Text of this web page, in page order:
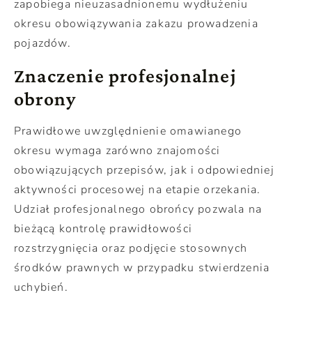
zapobiega nieuzasadnionemu wydłużeniu
okresu obowiązywania zakazu prowadzenia
pojazdów.
Znaczenie profesjonalnej
obrony
Prawidłowe uwzględnienie omawianego
okresu wymaga zarówno znajomości
obowiązujących przepisów, jak i odpowiedniej
aktywności procesowej na etapie orzekania.
Udział profesjonalnego obrońcy pozwala na
bieżącą kontrolę prawidłowości
rozstrzygnięcia oraz podjęcie stosownych
środków prawnych w przypadku stwierdzenia
uchybień.